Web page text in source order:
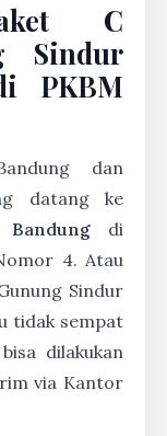
C
Sindur
PKBM
dan
datang ke
di
4. Atau
Sindur
tidak sempat
dilakukan
via Kantor